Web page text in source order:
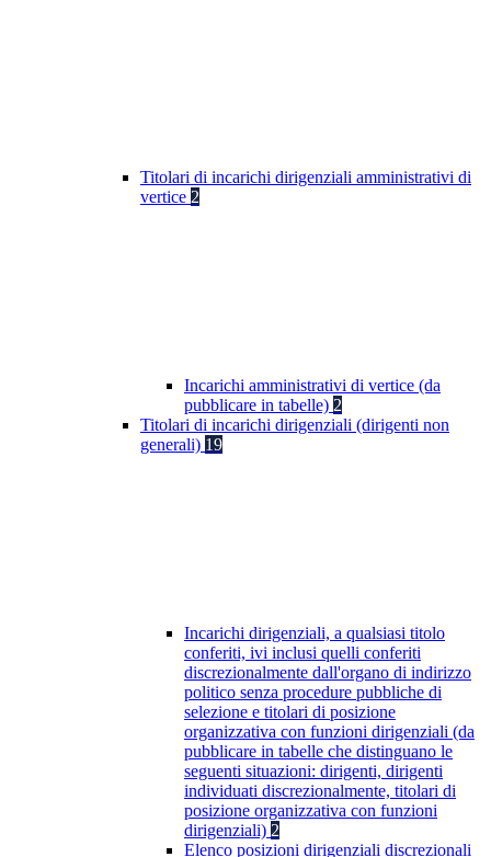
Titolari di incarichi dirigenziali amministrativi di
vertice 2
Incarichi amministrativi di vertice (da
pubblicare in tabelle) 2
Titolari di incarichi dirigenziali (dirigenti non
generali) 19
Incarichi dirigenziali, a qualsiasi titolo
conferiti, ivi inclusi quelli conferiti
discrezionalmente dall'organo di indirizzo
politico senza procedure pubbliche di
selezione e titolari di posizione
organizzativa con funzioni dirigenziali (da
pubblicare in tabelle che distinguano le
seguenti situazioni: dirigenti, dirigenti
individuati discrezionalmente, titolari di
posizione organizzativa con funzioni
dirigenziali) 2
Elenco posizioni dirigenziali discrezionali